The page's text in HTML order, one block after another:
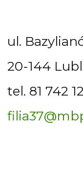
ul.
20-144
tel. 81 742